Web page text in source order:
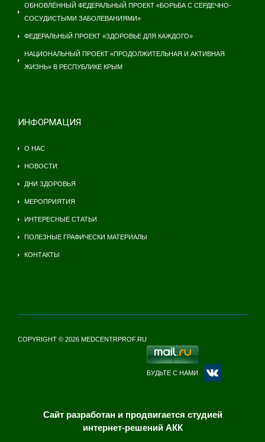
ОБНОВЛЁННЫЙ ФЕДЕРАЛЬНЫЙ ПРОЕКТ «БОРЬБА С СЕРДЕЧНО-
СОСУДИСТЫМИ ЗАБОЛЕВАНИЯМИ»
ФЕДЕРАЛЬНЫЙ ПРОЕКТ «ЗДОРОВЬЕ ДЛЯ КАЖДОГО»
НАЦИОНАЛЬНЫЙ ПРОЕКТ «ПРОДОЛЖИТЕЛЬНАЯ И АКТИВНАЯ
ЖИЗНЬ» В РЕСПУБЛИКЕ КРЫМ
ИНФОРМАЦИЯ
О НАС
НОВОСТИ
ДНИ ЗДОРОВЬЯ
МЕРОПРИЯТИЯ
ИНТЕРЕСНЫЕ СТАТЬИ
ПОЛЕЗНЫЕ ГРАФИЧЕСКИ МАТЕРИАЛЫ
КОНТАКТЫ
COPYRIGHT © 2026 MEDCENTRPROF.RU
БУДЬТЕ С НАМИ
Сайт разработан и продвигается студией
интернет-решений АКК